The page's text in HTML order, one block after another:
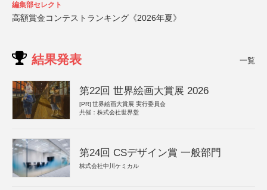
編集部セレクト
高額賞金コンテストランキング《2026年夏》
結果発表 一覧
第22回 世界絵画大賞展 2026
[PR] 世界絵画大賞展 実行委員会
共催：株式会社世界堂
第24回 CSデザイン賞 一般部門
株式会社中川ケミカル